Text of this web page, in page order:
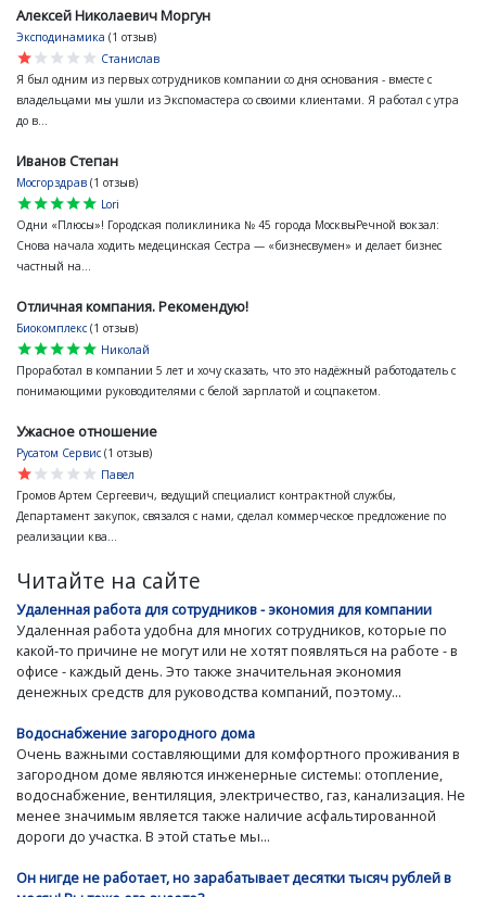
Алексей Николаевич Моргун
Эксподинамика (1 отзыв)
star
star
star
star
star
Станислав
Я был одним из первых сотрудников компании со дня основания - вместе с
владельцами мы ушли из Экспомастера со своими клиентами. Я работал с утра
до в...
Иванов Степан
Мосгорздрав (1 отзыв)
star
star
star
star
star
Lori
Одни «Плюсы»! Городская поликлиника № 45 города МосквыРечной вокзал:
Снова начала ходить медецинская Сестра — «бизнесвумен» и делает бизнес
частный на...
Отличная компания. Рекомендую!
Биокомплекс (1 отзыв)
star
star
star
star
star
Николай
Проработал в компании 5 лет и хочу сказать, что это надёжный работодатель с
понимающими руководителями с белой зарплатой и соцпакетом.
Ужасное отношение
Русатом Сервис (1 отзыв)
star
star
star
star
star
Павел
Громов Артем Сергеевич, ведущий специалист контрактной службы,
Департамент закупок, связался с нами, сделал коммерческое предложение по
реализации ква...
Читайте на сайте
Удаленная работа для сотрудников - экономия для компании
Удаленная работа удобна для многих сотрудников, которые по
какой-то причине не могут или не хотят появляться на работе - в
офисе - каждый день. Это также значительная экономия
денежных средств для руководства компаний, поэтому...
Водоснабжение загородного дома
Очень важными составляющими для комфортного проживания в
загородном доме являются инженерные системы: отопление,
водоснабжение, вентиляция, электричество, газ, канализация. Не
менее значимым является также наличие асфальтированной
дороги до участка. В этой статье мы...
Он нигде не работает, но зарабатывает десятки тысяч рублей в